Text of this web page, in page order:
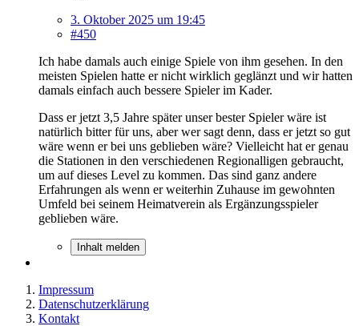
3. Oktober 2025 um 19:45
#450
Ich habe damals auch einige Spiele von ihm gesehen. In den
meisten Spielen hatte er nicht wirklich geglänzt und wir hatten
damals einfach auch bessere Spieler im Kader.
Dass er jetzt 3,5 Jahre später unser bester Spieler wäre ist
natürlich bitter für uns, aber wer sagt denn, dass er jetzt so gut
wäre wenn er bei uns geblieben wäre? Vielleicht hat er genau
die Stationen in den verschiedenen Regionalligen gebraucht,
um auf dieses Level zu kommen. Das sind ganz andere
Erfahrungen als wenn er weiterhin Zuhause im gewohnten
Umfeld bei seinem Heimatverein als Ergänzungsspieler
geblieben wäre.
Inhalt melden
Impressum
Datenschutzerklärung
Kontakt